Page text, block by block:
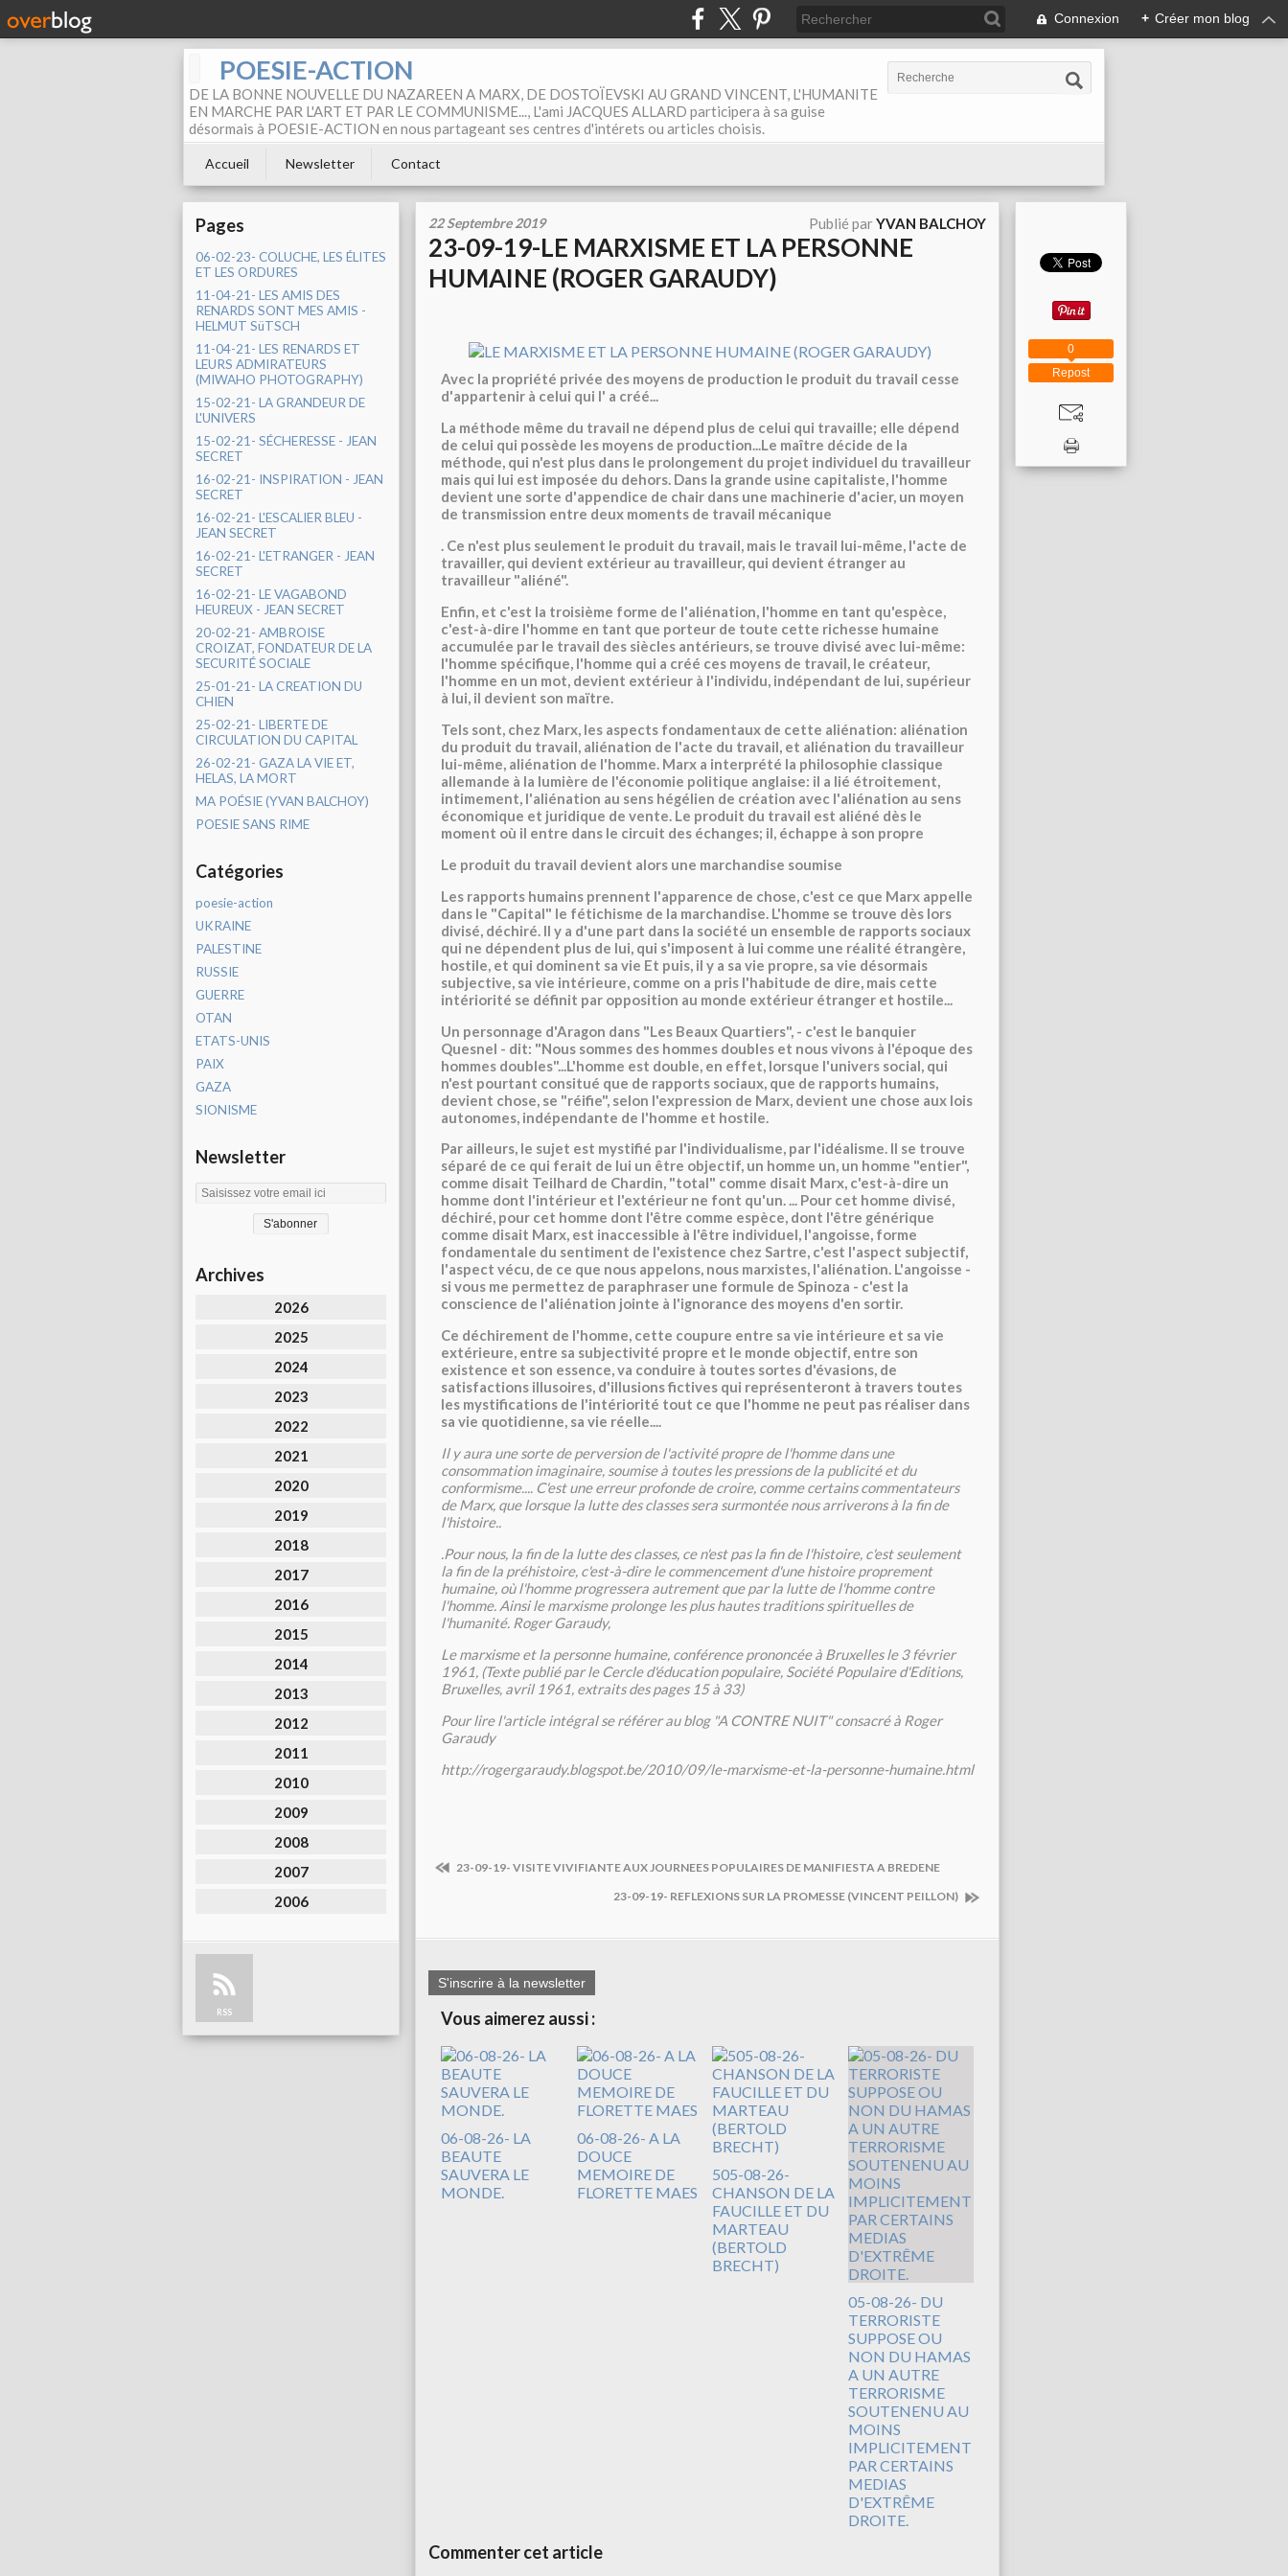
Connexion + Créer mon blog
POESIE-ACTION
DE LA BONNE NOUVELLE DU NAZAREEN A MARX, DE DOSTOÏEVSKI AU GRAND VINCENT, L'HUMANITE
EN MARCHE PAR L'ART ET PAR LE COMMUNISME..., L'ami JACQUES ALLARD participera à sa guise
désormais à POESIE-ACTION en nous partageant ses centres d'intérets ou articles choisis.
Accueil Newsletter Contact
Pages
06-02-23- COLUCHE, LES ÉLITES
ET LES ORDURES
11-04-21- LES AMIS DES
RENARDS SONT MES AMIS -
HELMUT SüTSCH
11-04-21- LES RENARDS ET
LEURS ADMIRATEURS
(MIWAHO PHOTOGRAPHY)
15-02-21- LA GRANDEUR DE
L'UNIVERS
15-02-21- SÉCHERESSE - JEAN
SECRET
16-02-21- INSPIRATION - JEAN
SECRET
16-02-21- L'ESCALIER BLEU -
JEAN SECRET
16-02-21- L'ETRANGER - JEAN
SECRET
16-02-21- LE VAGABOND
HEUREUX - JEAN SECRET
20-02-21- AMBROISE
CROIZAT, FONDATEUR DE LA
SECURITÉ SOCIALE
25-01-21- LA CREATION DU
CHIEN
25-02-21- LIBERTE DE
CIRCULATION DU CAPITAL
26-02-21- GAZA LA VIE ET,
HELAS, LA MORT
MA POÉSIE (YVAN BALCHOY)
POESIE SANS RIME
Catégories
poesie-action
UKRAINE
PALESTINE
RUSSIE
GUERRE
OTAN
ETATS-UNIS
PAIX
GAZA
SIONISME
Newsletter
Archives
2026
2025
2024
2023
2022
2021
2020
2019
2018
2017
2016
2015
2014
2013
2012
2011
2010
2009
2008
2007
2006
RSS
22 Septembre 2019 Publié parYVAN BALCHOY
23-09-19-LE MARXISME ET LA PERSONNE
HUMAINE (ROGER GARAUDY)
Avec la propriété privée des moyens de production le produit du travail cesse
d'appartenir à celui qui l' a créé...
La méthode même du travail ne dépend plus de celui qui travaille; elle dépend
de celui qui possède les moyens de production...Le maître décide de la
méthode, qui n'est plus dans le prolongement du projet individuel du travailleur
mais qui lui est imposée du dehors. Dans la grande usine capitaliste, l'homme
devient une sorte d'appendice de chair dans une machinerie d'acier, un moyen
de transmission entre deux moments de travail mécanique
. Ce n'est plus seulement le produit du travail, mais le travail lui-même, l'acte de
travailler, qui devient extérieur au travailleur, qui devient étranger au
travailleur "aliéné".
Enfin, et c'est la troisième forme de l'aliénation, l'homme en tant qu'espèce,
c'est-à-dire l'homme en tant que porteur de toute cette richesse humaine
accumulée par le travail des siècles antérieurs, se trouve divisé avec lui-même:
l'homme spécifique, l'homme qui a créé ces moyens de travail, le créateur,
l'homme en un mot, devient extérieur à l'individu, indépendant de lui, supérieur
à lui, il devient son maïtre.
Tels sont, chez Marx, les aspects fondamentaux de cette aliénation: aliénation
du produit du travail, aliénation de l'acte du travail, et aliénation du travailleur
lui-même, aliénation de l'homme. Marx a interprété la philosophie classique
allemande à la lumière de l'économie politique anglaise: il a lié étroitement,
intimement, l'aliénation au sens hégélien de création avec l'aliénation au sens
économique et juridique de vente. Le produit du travail est aliéné dès le
moment où il entre dans le circuit des échanges; il, échappe à son propre
Le produit du travail devient alors une marchandise soumise
Les rapports humains prennent l'apparence de chose, c'est ce que Marx appelle
dans le "Capital" le fétichisme de la marchandise. L'homme se trouve dès lors
divisé, déchiré. Il y a d'une part dans la société un ensemble de rapports sociaux
qui ne dépendent plus de lui, qui s'imposent à lui comme une réalité étrangère,
hostile, et qui dominent sa vie Et puis, il y a sa vie propre, sa vie désormais
subjective, sa vie intérieure, comme on a pris l'habitude de dire, mais cette
intériorité se définit par opposition au monde extérieur étranger et hostile...
Un personnage d'Aragon dans "Les Beaux Quartiers", - c'est le banquier
Quesnel - dit: "Nous sommes des hommes doubles et nous vivons à l'époque des
hommes doubles"...L'homme est double, en effet, lorsque l'univers social, qui
n'est pourtant consitué que de rapports sociaux, que de rapports humains,
devient chose, se "réifie", selon l'expression de Marx, devient une chose aux lois
autonomes, indépendante de l'homme et hostile.
Par ailleurs, le sujet est mystifié par l'individualisme, par l'idéalisme. Il se trouve
séparé de ce qui ferait de lui un être objectif, un homme un, un homme "entier",
comme disait Teilhard de Chardin, "total" comme disait Marx, c'est-à-dire un
homme dont l'intérieur et l'extérieur ne font qu'un. ... Pour cet homme divisé,
déchiré, pour cet homme dont l'être comme espèce, dont l'être générique
comme disait Marx, est inaccessible à l'être individuel, l'angoisse, forme
fondamentale du sentiment de l'existence chez Sartre, c'est l'aspect subjectif,
l'aspect vécu, de ce que nous appelons, nous marxistes, l'aliénation. L'angoisse -
si vous me permettez de paraphraser une formule de Spinoza - c'est la
conscience de l'aliénation jointe à l'ignorance des moyens d'en sortir.
Ce déchirement de l'homme, cette coupure entre sa vie intérieure et sa vie
extérieure, entre sa subjectivité propre et le monde objectif, entre son
existence et son essence, va conduire à toutes sortes d'évasions, de
satisfactions illusoires, d'illusions fictives qui représenteront à travers toutes
les mystifications de l'intériorité tout ce que l'homme ne peut pas réaliser dans
sa vie quotidienne, sa vie réelle....
Il y aura une sorte de perversion de l'activité propre de l'homme dans une
consommation imaginaire, soumise à toutes les pressions de la publicité et du
conformisme.... C'est une erreur profonde de croire, comme certains commentateurs
de Marx, que lorsque la lutte des classes sera surmontée nous arriverons à la fin de
l'histoire..
.Pour nous, la fin de la lutte des classes, ce n'est pas la fin de l'histoire, c'est seulement
la fin de la préhistoire, c'est-à-dire le commencement d'une histoire proprement
humaine, où l'homme progressera autrement que par la lutte de l'homme contre
l'homme. Ainsi le marxisme prolonge les plus hautes traditions spirituelles de
l'humanité. Roger Garaudy,
Le marxisme et la personne humaine, conférence prononcée à Bruxelles le 3 février
1961, (Texte publié par le Cercle d'éducation populaire, Société Populaire d'Editions,
Bruxelles, avril 1961, extraits des pages 15 à 33)
Pour lire l'article intégral se référer au blog "A CONTRE NUIT" consacré à Roger
Garaudy
http://rogergaraudy.blogspot.be/2010/09/le-marxisme-et-la-personne-humaine.html
23-09-19- VISITE VIVIFIANTE AUX JOURNEES POPULAIRES DE MANIFIESTA A BREDENE
23-09-19- REFLEXIONS SUR LA PROMESSE (VINCENT PEILLON)
S'inscrire à la newsletter
Vous aimerez aussi :
06-08-26- LA
BEAUTE
SAUVERA LE
MONDE.
06-08-26- A LA
DOUCE
MEMOIRE DE
FLORETTE MAES
505-08-26-
CHANSON DE LA
FAUCILLE ET DU
MARTEAU
(BERTOLD
BRECHT)
05-08-26- DU
TERRORISTE
SUPPOSE OU
NON DU HAMAS
A UN AUTRE
TERRORISME
SOUTENENU AU
MOINS
IMPLICITEMENT
PAR CERTAINS
MEDIAS
D'EXTRÊME
DROITE.
Commenter cet article
Repost
0